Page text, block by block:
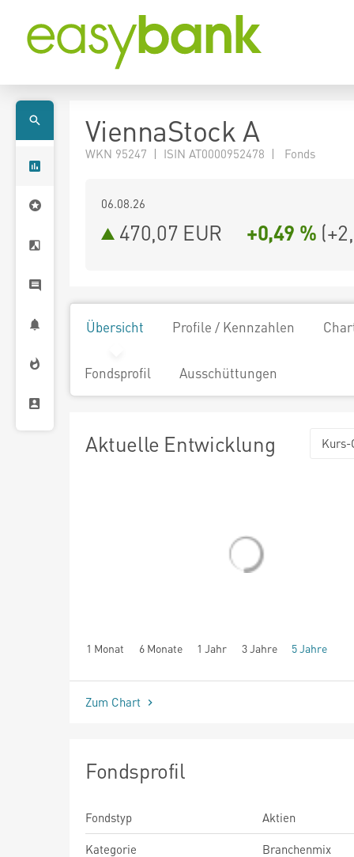
ViennaStock A
WKN 95247 | ISIN AT0000952478 | Fonds
06.08.26
470,07 EUR +0,49 % (
Übersicht Profile / Kennzahlen
Fondsprofil Ausschüttungen
Aktuelle Entwicklung Kurs-
1 Monat 6 Monate 1 Jahr 3 Jahre 5 Jahre
seit Beginn
Zum Chart
Fondsprofil
Fondstyp
Aktien
Kategorie
Branchenmix